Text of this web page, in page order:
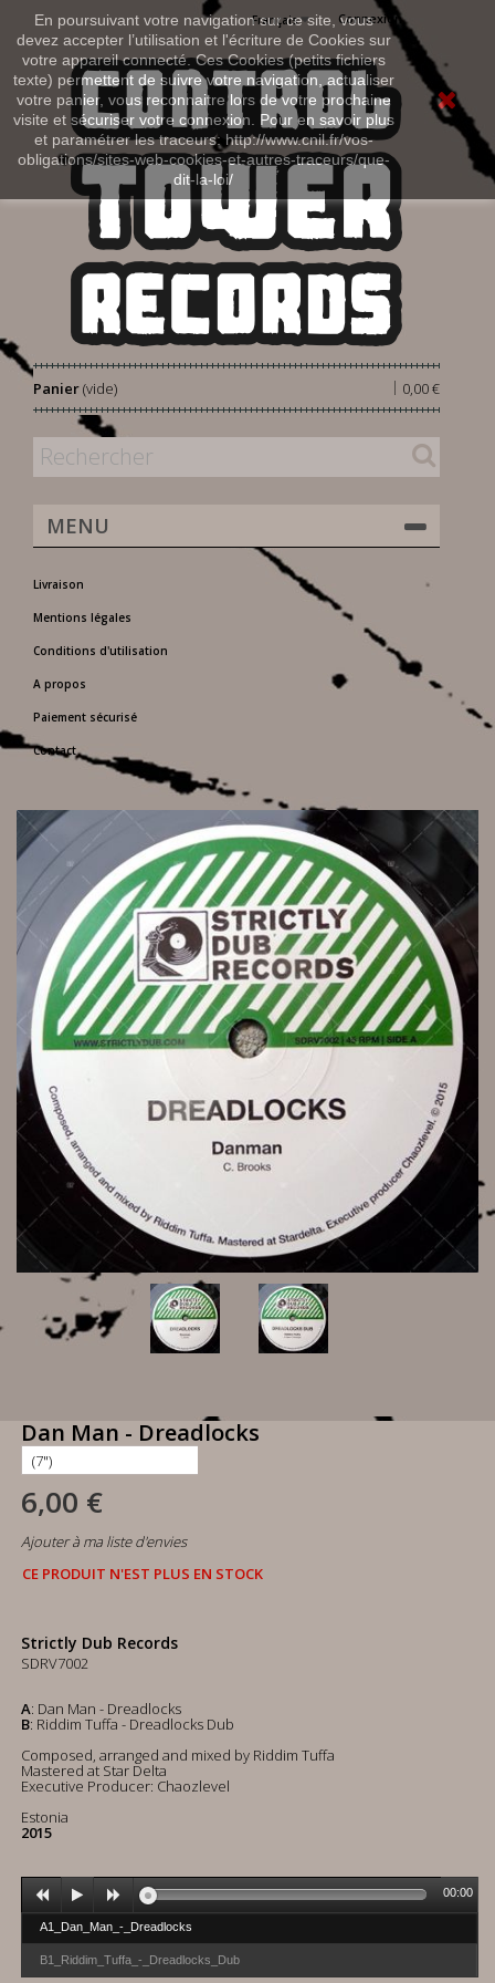
En poursuivant votre navigation sur ce site, vous
devez accepter l’utilisation et l'écriture de Cookies sur
votre appareil connecté. Ces Cookies (petits fichiers
texte) permettent de suivre votre navigation, actualiser
votre panier, vous reconnaitre lors de votre prochaine
visite et sécuriser votre connexion. Pour en savoir plus
et paramétrer les traceurs: http://www.cnil.fr/vos-
obligations/sites-web-cookies-et-autres-traceurs/que-
dit-la-loi/
Connexion
Français
Panier 0,00 €
|
(vide)
MENU
Livraison
Mentions légales
Conditions d'utilisation
A propos
Paiement sécurisé
Contact
Dan Man - Dreadlocks
6,00 €
Ajouter à ma liste d'envies
CE PRODUIT N'EST PLUS EN STOCK
Strictly Dub Records
SDRV7002
A: Dan Man - Dreadlocks
B: Riddim Tuffa - Dreadlocks Dub
Composed, arranged and mixed by Riddim Tuffa
Mastered at Star Delta
Executive Producer: Chaozlevel
Estonia
2015
A1_Dan_Man_-_Dreadlocks
B1_Riddim_Tuffa_-_Dreadlocks_Dub
00:00